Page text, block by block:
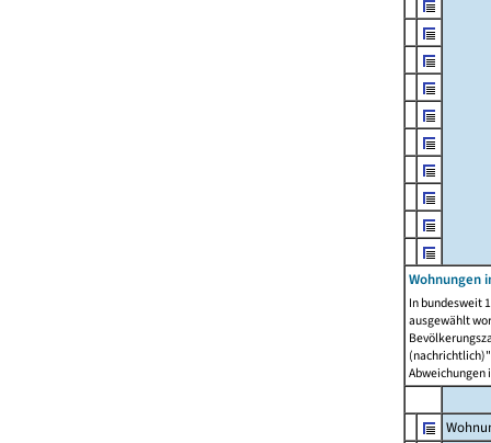
Wohnungen
In bundesweit
ausgewählt
Abweichungen